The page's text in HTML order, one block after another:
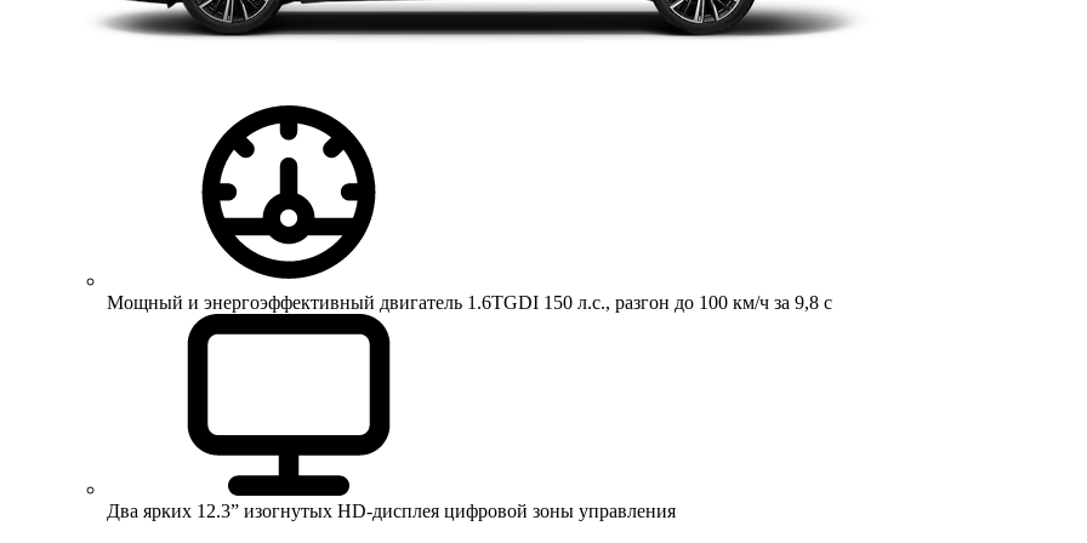
Мощный и энергоэффективный двигатель 1.6TGDI 150 л.с., разгон до 100 км/ч за 9,8 с
Два ярких 12.3” изогнутых HD-дисплея цифровой зоны управления